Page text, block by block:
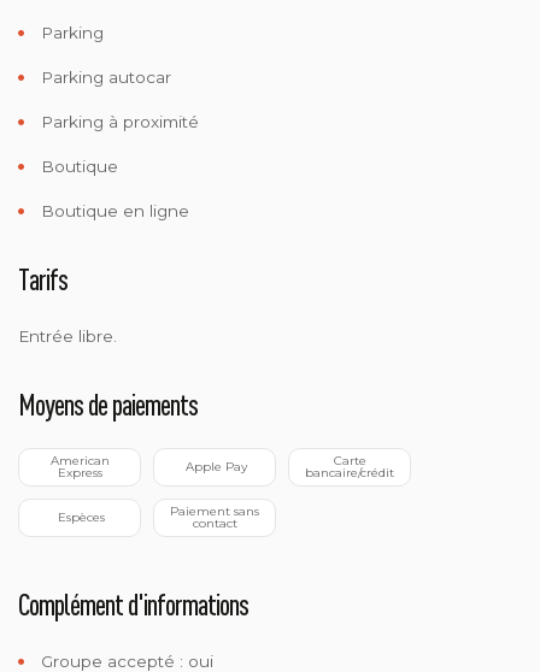
Parking
Parking autocar
Parking à proximité
Boutique
Boutique en ligne
Tarifs
Entrée libre.
Moyens de paiements
Express Apple Pay bancaire/crédit
Espèces contact
Complément d'informations
Groupe accepté : oui